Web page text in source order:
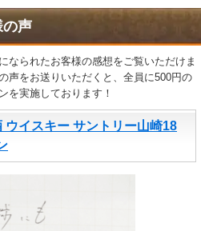
の声
なられたお客様の感想をご覧いただけま
声をお送りいただくと、全員に500円の
を実施しております！
ウイスキー サントリー山崎18